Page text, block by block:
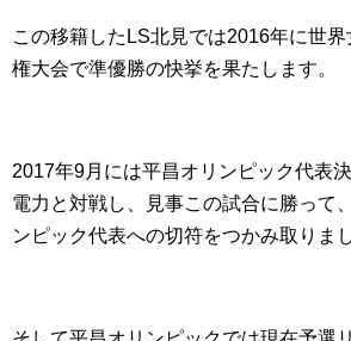
この移籍したLS北見では2016年に世
権大会で準優勝の快挙を果たします。
2017年9月には平昌オリンピック代表
電力と対戦し、見事この試合に勝って
ンピック代表への切符をつかみ取りまし